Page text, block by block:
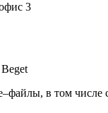
3
в том числе